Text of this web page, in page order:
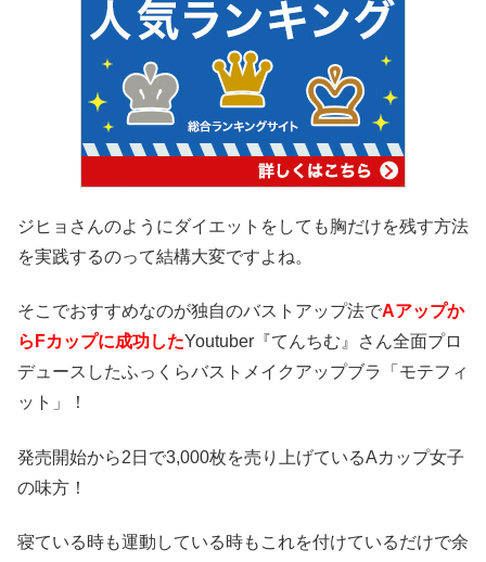
ジヒョさんのようにダイエットをしても胸だけを残す方法
を実践するのって結構大変ですよね。
そこでおすすめなのが独自のバストアップ法でAアップか
らFカップに成功したYoutuber『てんちむ』さん全面プロ
デュースしたふっくらバストメイクアップブラ「モテフィ
ット」！
発売開始から2日で3,000枚を売り上げているAカップ女子
の味方！
寝ている時も運動している時もこれを付けているだけで余